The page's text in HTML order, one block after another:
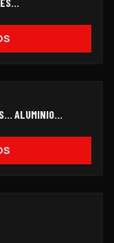
ALUMINIO...